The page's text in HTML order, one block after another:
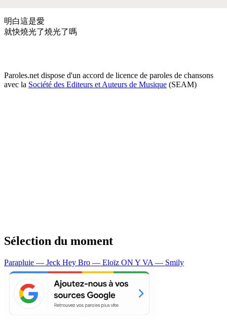
明白這是愛
就快燒光了燒光了嗎
Paroles.net dispose d'un accord de licence de paroles de chansons
avec la Société des Editeurs et Auteurs de Musique (SEAM)
Sélection du moment
Parapluie — Jeck Hey Bro — Eloïz ON Y VA — Smily